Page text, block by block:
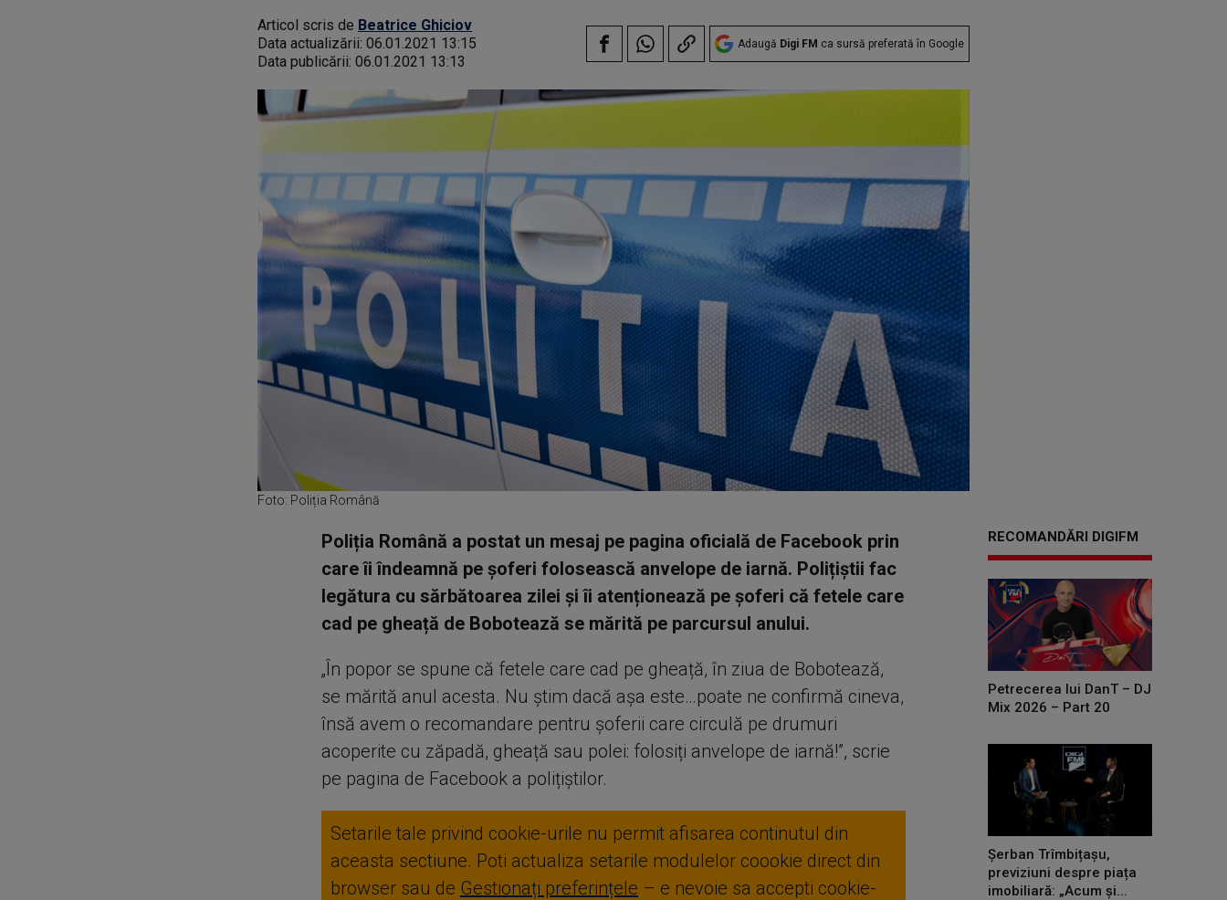
Articol scris de Beatrice Ghiciov
Data actualizării: 06.01.2021 13:15
Data publicării: 06.01.2021 13:13
Adaugă Digi FM ca sursă preferată în Google
Foto: Poliția Română
Poliția Română a postat un mesaj pe pagina oficială de Facebook prin
care îi îndeamnă pe șoferi folosească anvelope de iarnă. Polițiștii fac
legătura cu sărbătoarea zilei și îi atenționează pe șoferi că fetele care
cad pe gheață de Bobotează se mărită pe parcursul anului.
„În popor se spune că fetele care cad pe gheață, în ziua de Bobotează,
se mărită anul acesta. Nu știm dacă așa este…poate ne confirmă cineva,
însă avem o recomandare pentru șoferii care circulă pe drumuri
acoperite cu zăpadă, gheață sau polei: folosiți anvelope de iarnă!”, scrie
pe pagina de Facebook a polițiștilor.
Setarile tale privind cookie-urile nu permit afisarea continutul din
aceasta sectiune. Poti actualiza setarile modulelor coookie direct din
browser sau de Gestionați preferințele – e nevoie sa accepti cookie-
RECOMANDĂRI DIGIFM
Petrecerea lui DanT – DJ
Mix 2026 – Part 20
Șerban Trîmbițașu,
previziuni despre piața
imobiliară: „Acum și...